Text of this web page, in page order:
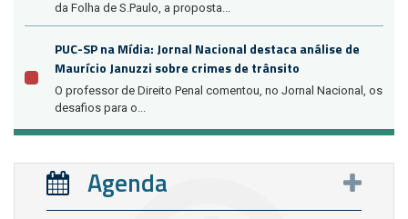
da Folha de S.Paulo, a proposta...
PUC-SP na Mídia: Jornal Nacional destaca análise de
Maurício Januzzi sobre crimes de trânsito
O professor de Direito Penal comentou, no Jornal Nacional, os
desafios para o...
Agenda